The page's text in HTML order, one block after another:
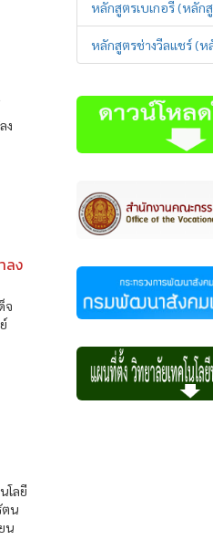
ง
ลง
จ
โลยี
ตน
น
หลักสูตรเบเกอรี่ (หลัก
หลักสูตรช่างวีลแชร์ (ห